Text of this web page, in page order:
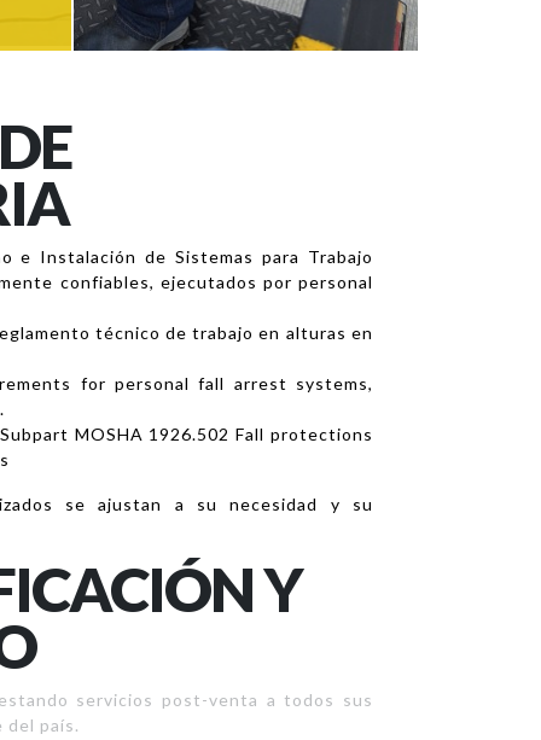
e Instalación de Sistemas para Trabajo
confiables, ejecutados por personal
técnico de trabajo en alturas en
for personal fall arrest systems,
MOSHA 1926.502 Fall protections
se ajustan a su necesidad y su
Y
servicios post-venta a todos sus
país.